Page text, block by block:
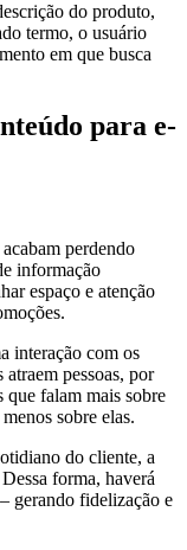
do produto,
termo, o usuário
em que busca
para e-
perdendo
informação
espaço e atenção
interação com os
atraem pessoas, por
falam mais sobre
sobre elas.
do cliente, a
forma, haverá
gerando fidelização e